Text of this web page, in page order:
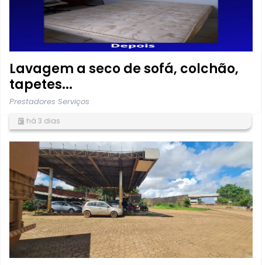
Lavagem a seco de sofá, colchão,
tapetes...
Prestadores Serviços
há 3 dias